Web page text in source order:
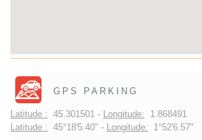
GPS PARKING
Latitude : 45.301501 - Longitude: 1.868491
Latitude : 45°18'5.40" - Longitude: 1°52'6.57"